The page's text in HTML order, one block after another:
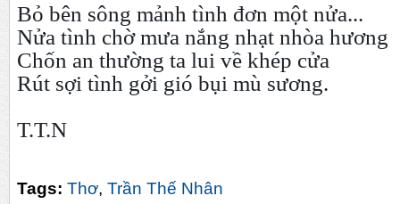
Bỏ bên sông mảnh tình đơn một nửa...
Nửa tình chờ mưa nắng nhạt nhòa hương
Chốn an thường ta lui về khép cửa
Rút sợi tình gởi gió bụi mù sương.
T.T.N
Tags: Thơ, Trần Thế Nhân